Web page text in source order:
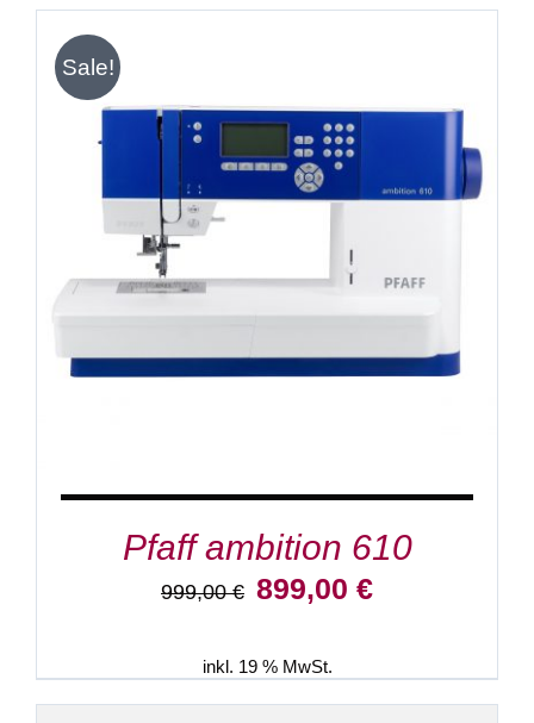
Sale!
IN DEN WARENKORB DETAILS
Pfaff ambition 610
999,00€ Ursprünglicher
999,00 €
899,00 €Aktueller
inkl. 19 % MwSt.